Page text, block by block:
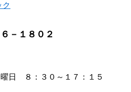
－１８０２
日 ８：３０～１７：１５